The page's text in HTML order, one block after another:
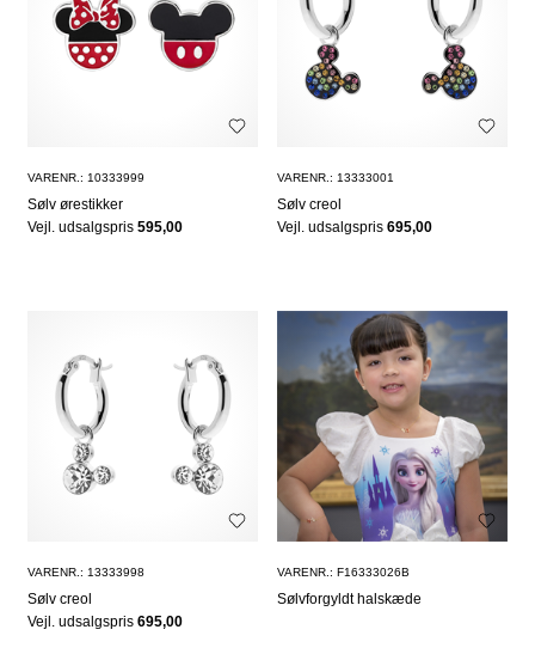
VARENR.: 10333999
Sølv ørestikker
Vejl. udsalgspris 595,00
VARENR.: 13333001
Sølv creol
Vejl. udsalgspris695,00
VARENR.: 13333998
Sølv creol
Vejl. udsalgspris 695,00
VARENR.: F16333026B
Sølvforgyldt halskæde